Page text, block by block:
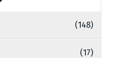
(148)
(17)